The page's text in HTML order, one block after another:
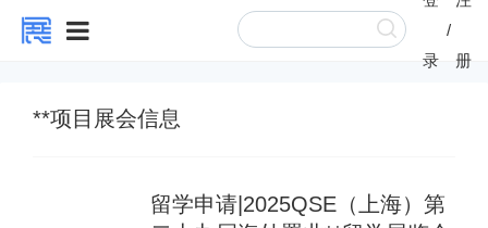
录
/
册
**项目展会信息
留学申请|2025QSE（上海）第